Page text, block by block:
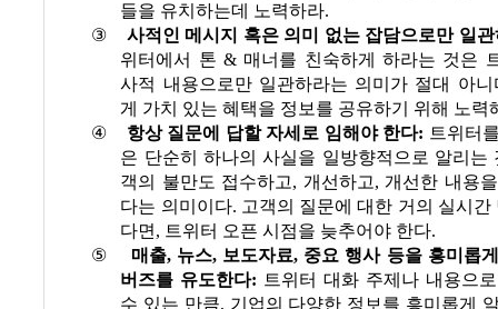
들을 유치하는데 노력하라.
③
사적인 메시지 혹은 의미 없는 잡담으로만 일
위터에서 톤 & 매너를 친숙하게 하라는 것은
사적 내용으로만 일관하라는 의미가 절대 아니
게 가치 있는 혜택을 정보를 공유하기 위해 노력
④
항상 질문에 답할 자세로 임해야 한다: 트위터
은 단순히 하나의 사실을 일방향적으로 알리는
객의 불만도 접수하고, 개선하고,개선한 내용
다는 의미이다. 고객의 질문에 대한 거의 실시간
다면, 트위터 오픈 시점을 늦추어야 한다.
⑤
매출, 뉴스, 보도자료, 중요 행사 등을 흥미롭
버즈를 유도한다: 트위터 대화 주제나 내용으
수 있는 만큼, 기업의 다양한 정보를 흥미롭게